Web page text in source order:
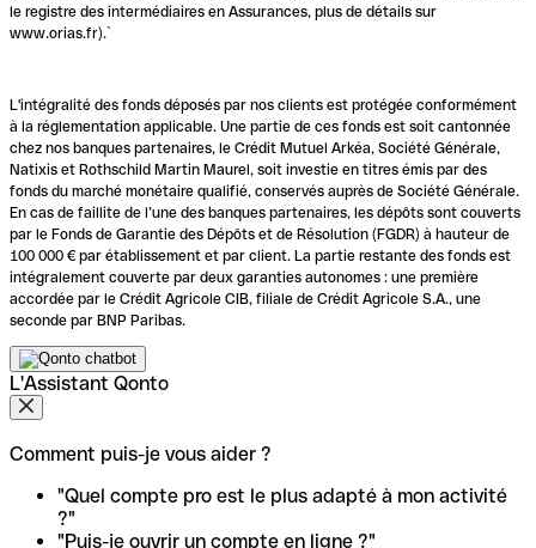
le registre des intermédiaires en Assurances, plus de détails sur
www.orias.fr).`
L'intégralité des fonds déposés par nos clients est protégée conformément
à la réglementation applicable. Une partie de ces fonds est soit cantonnée
chez nos banques partenaires, le Crédit Mutuel Arkéa, Société Générale,
Natixis et Rothschild Martin Maurel, soit investie en titres émis par des
fonds du marché monétaire qualifié, conservés auprès de Société Générale.
En cas de faillite de l’une des banques partenaires, les dépôts sont couverts
par le Fonds de Garantie des Dépôts et de Résolution (FGDR) à hauteur de
100 000 € par établissement et par client. La partie restante des fonds est
intégralement couverte par deux garanties autonomes : une première
accordée par le Crédit Agricole CIB, filiale de Crédit Agricole S.A., une
seconde par BNP Paribas.
L'Assistant Qonto
Comment puis-je vous aider ?
"Quel compte pro est le plus adapté à mon activité
?"
"Puis-je ouvrir un compte en ligne ?"